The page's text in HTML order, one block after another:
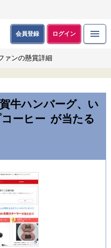
会員登録 ログイン
ァンの懸賞詳細
牛ハンバーグ、い
ーヒー が当たる